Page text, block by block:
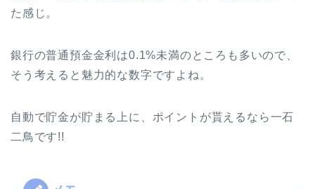
た感じ。
銀行の普通預金金利は0.1%未満のところも多いので、
そう考えると魅力的な数字ですよね。
自動で貯金が貯まる上に、ポイントが貰えるなら一石
二鳥です!!